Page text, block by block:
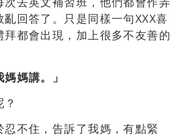
回答了。只是同樣一句XXX喜
拜都會出現，加上很多不友善的
媽講。」
忍不住，告訴了我媽，有點緊